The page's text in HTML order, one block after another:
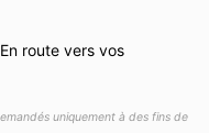
route vers vos
uniquement à des fins de